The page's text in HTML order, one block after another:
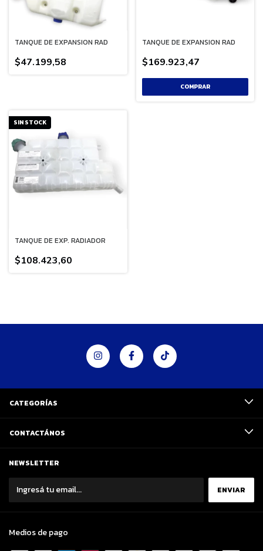
TANQUE DE EXPANSION RAD
$47.199,58
TANQUE DE EXPANSION RAD
$169.923,47
SIN STOCK
TANQUE DE EXP. RADIADOR
$108.423,60
CATEGORÍAS
CONTACTÁNOS
NEWSLETTER
Medios de pago